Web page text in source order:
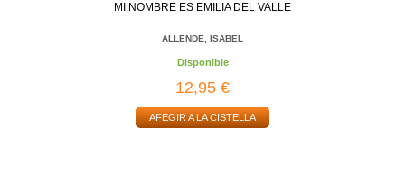
MI NOMBRE ES EMILIA DEL VALLE
ALLENDE, ISABEL
Disponible
12,95 €
AFEGIR A LA CISTELLA